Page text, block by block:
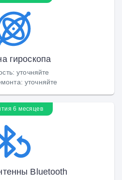
гироскопа
:уточняйте
: уточняйте
6 месяцев
Bluetooth